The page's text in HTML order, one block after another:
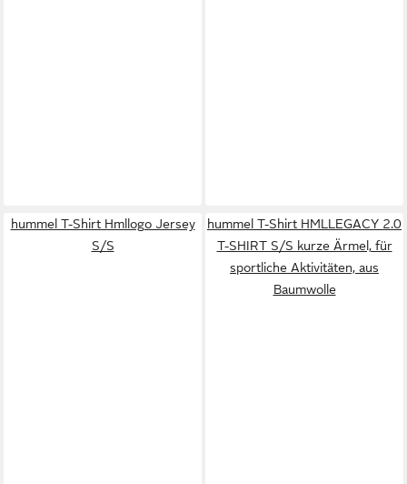
hummel T-Shirt Hmllogo Jersey
S/S
hummel T-Shirt HMLLEGACY 2.0
T-SHIRT S/S kurze Ärmel, für
sportliche Aktivitäten, aus
Baumwolle